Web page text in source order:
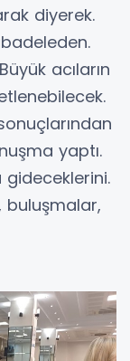
diyerek.
acıların
yaptı.
buluşmalar,